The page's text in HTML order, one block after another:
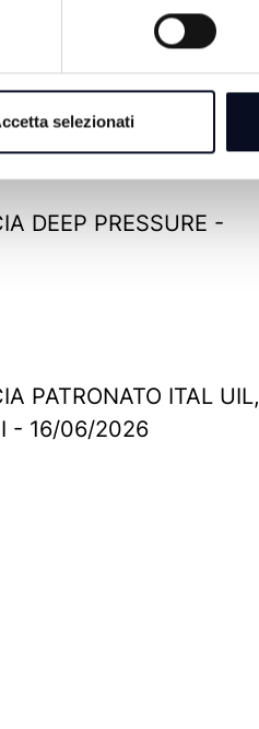
selezionati
CHIARA COME IL BUIO
DEEP PRESSURE -
PATRONATO ITAL UIL,
- 16/06/2026